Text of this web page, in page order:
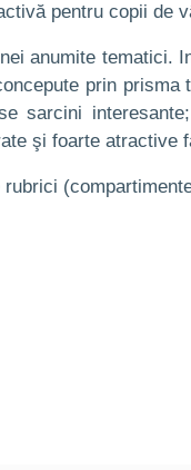
pentru copii de
anumite
prin
sarcini
şi foarte atractive